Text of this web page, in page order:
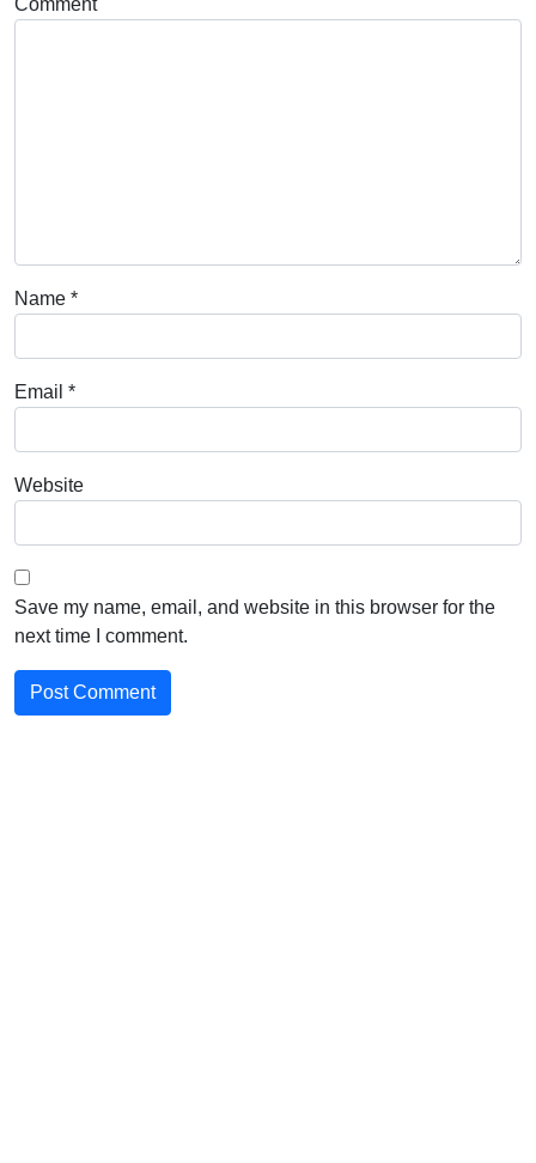
Comment
Name *
Email *
Website
Save my name, email, and website in this browser for the
next time I comment.